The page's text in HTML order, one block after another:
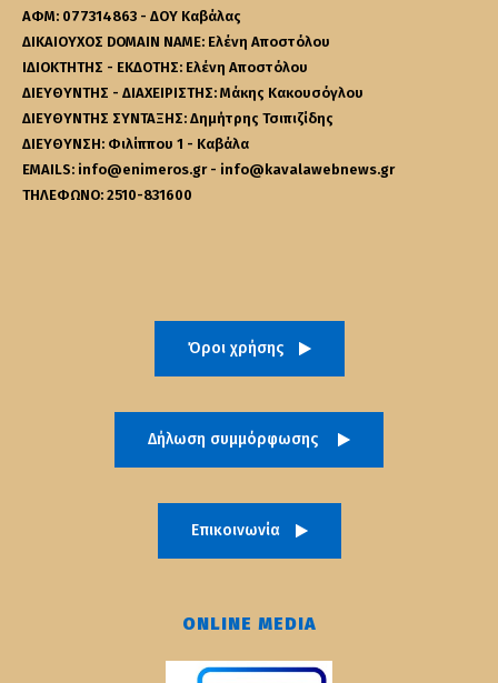
ΑΦΜ: 077314863 - ΔΟΥ Καβάλας
ΔΙΚΑΙΟΥΧΟΣ DOMAIN NAME: Ελένη Αποστόλου
ΙΔΙΟΚΤΗΤΗΣ - ΕΚΔΟΤΗΣ: Ελένη Αποστόλου
ΔΙΕΥΘΥΝΤΗΣ - ΔΙΑΧΕΙΡΙΣΤΗΣ: Μάκης Κακουσόγλου
ΔΙΕΥΘΥΝΤΗΣ ΣΥΝΤΑΞΗΣ: Δημήτρης Τσιπιζίδης
ΔΙΕΥΘΥΝΣΗ: Φιλίππου 1 - Καβάλα
EMAILS: info@enimeros.gr - info@kavalawebnews.gr
ΤΗΛΕΦΩΝΟ: 2510-831600
Όροι χρήσης
Δήλωση συμμόρφωσης
Επικοινωνία
ONLINE MEDIA